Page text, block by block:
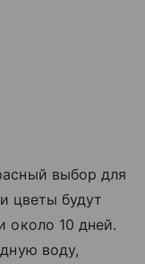
выбор для
цветы будут
около 10 дней.
воду,